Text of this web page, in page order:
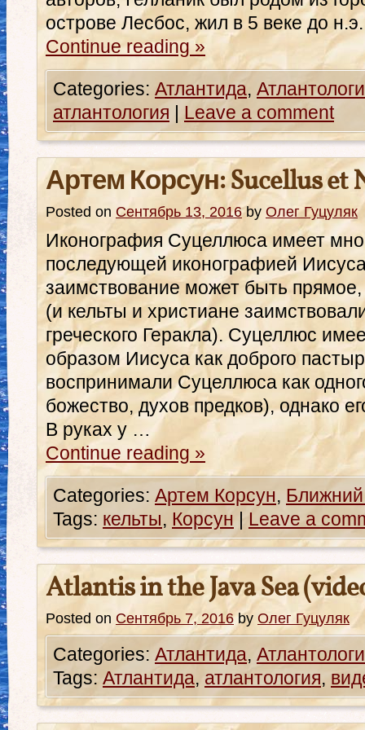
острове Лесбос, жил в 5 веке до
Continue reading »
Categories: Атлантида,
атлантология | Leave a comment
Артем Корсун: Sucellus et
Posted on Сентябрь 13, 2016 by Олег Гуцуляк
Иконография Суцеллюса имеет
последующей иконографией
заимствование может быть
(и кельты и христиане
греческого Геракла). Суцеллюс
образом Иисуса как доброго
воспринимали Суцеллюса как
божество, духов предков), однако
В руках у …
Continue reading »
Categories: Артем Корсун,
Tags: кельты, Корсун | Leave a
Atlantis in the Java Sea
Posted on Сентябрь 7, 2016 by Олег Гуцуляк
Categories: Атлантида,
Tags: Атлантида, атлантология,